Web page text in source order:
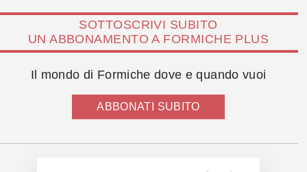
SOTTOSCRIVI SUBITO
UN ABBONAMENTO A FORMICHE PLUS
Il mondo di Formiche dove e quando vuoi
ABBONATI SUBITO